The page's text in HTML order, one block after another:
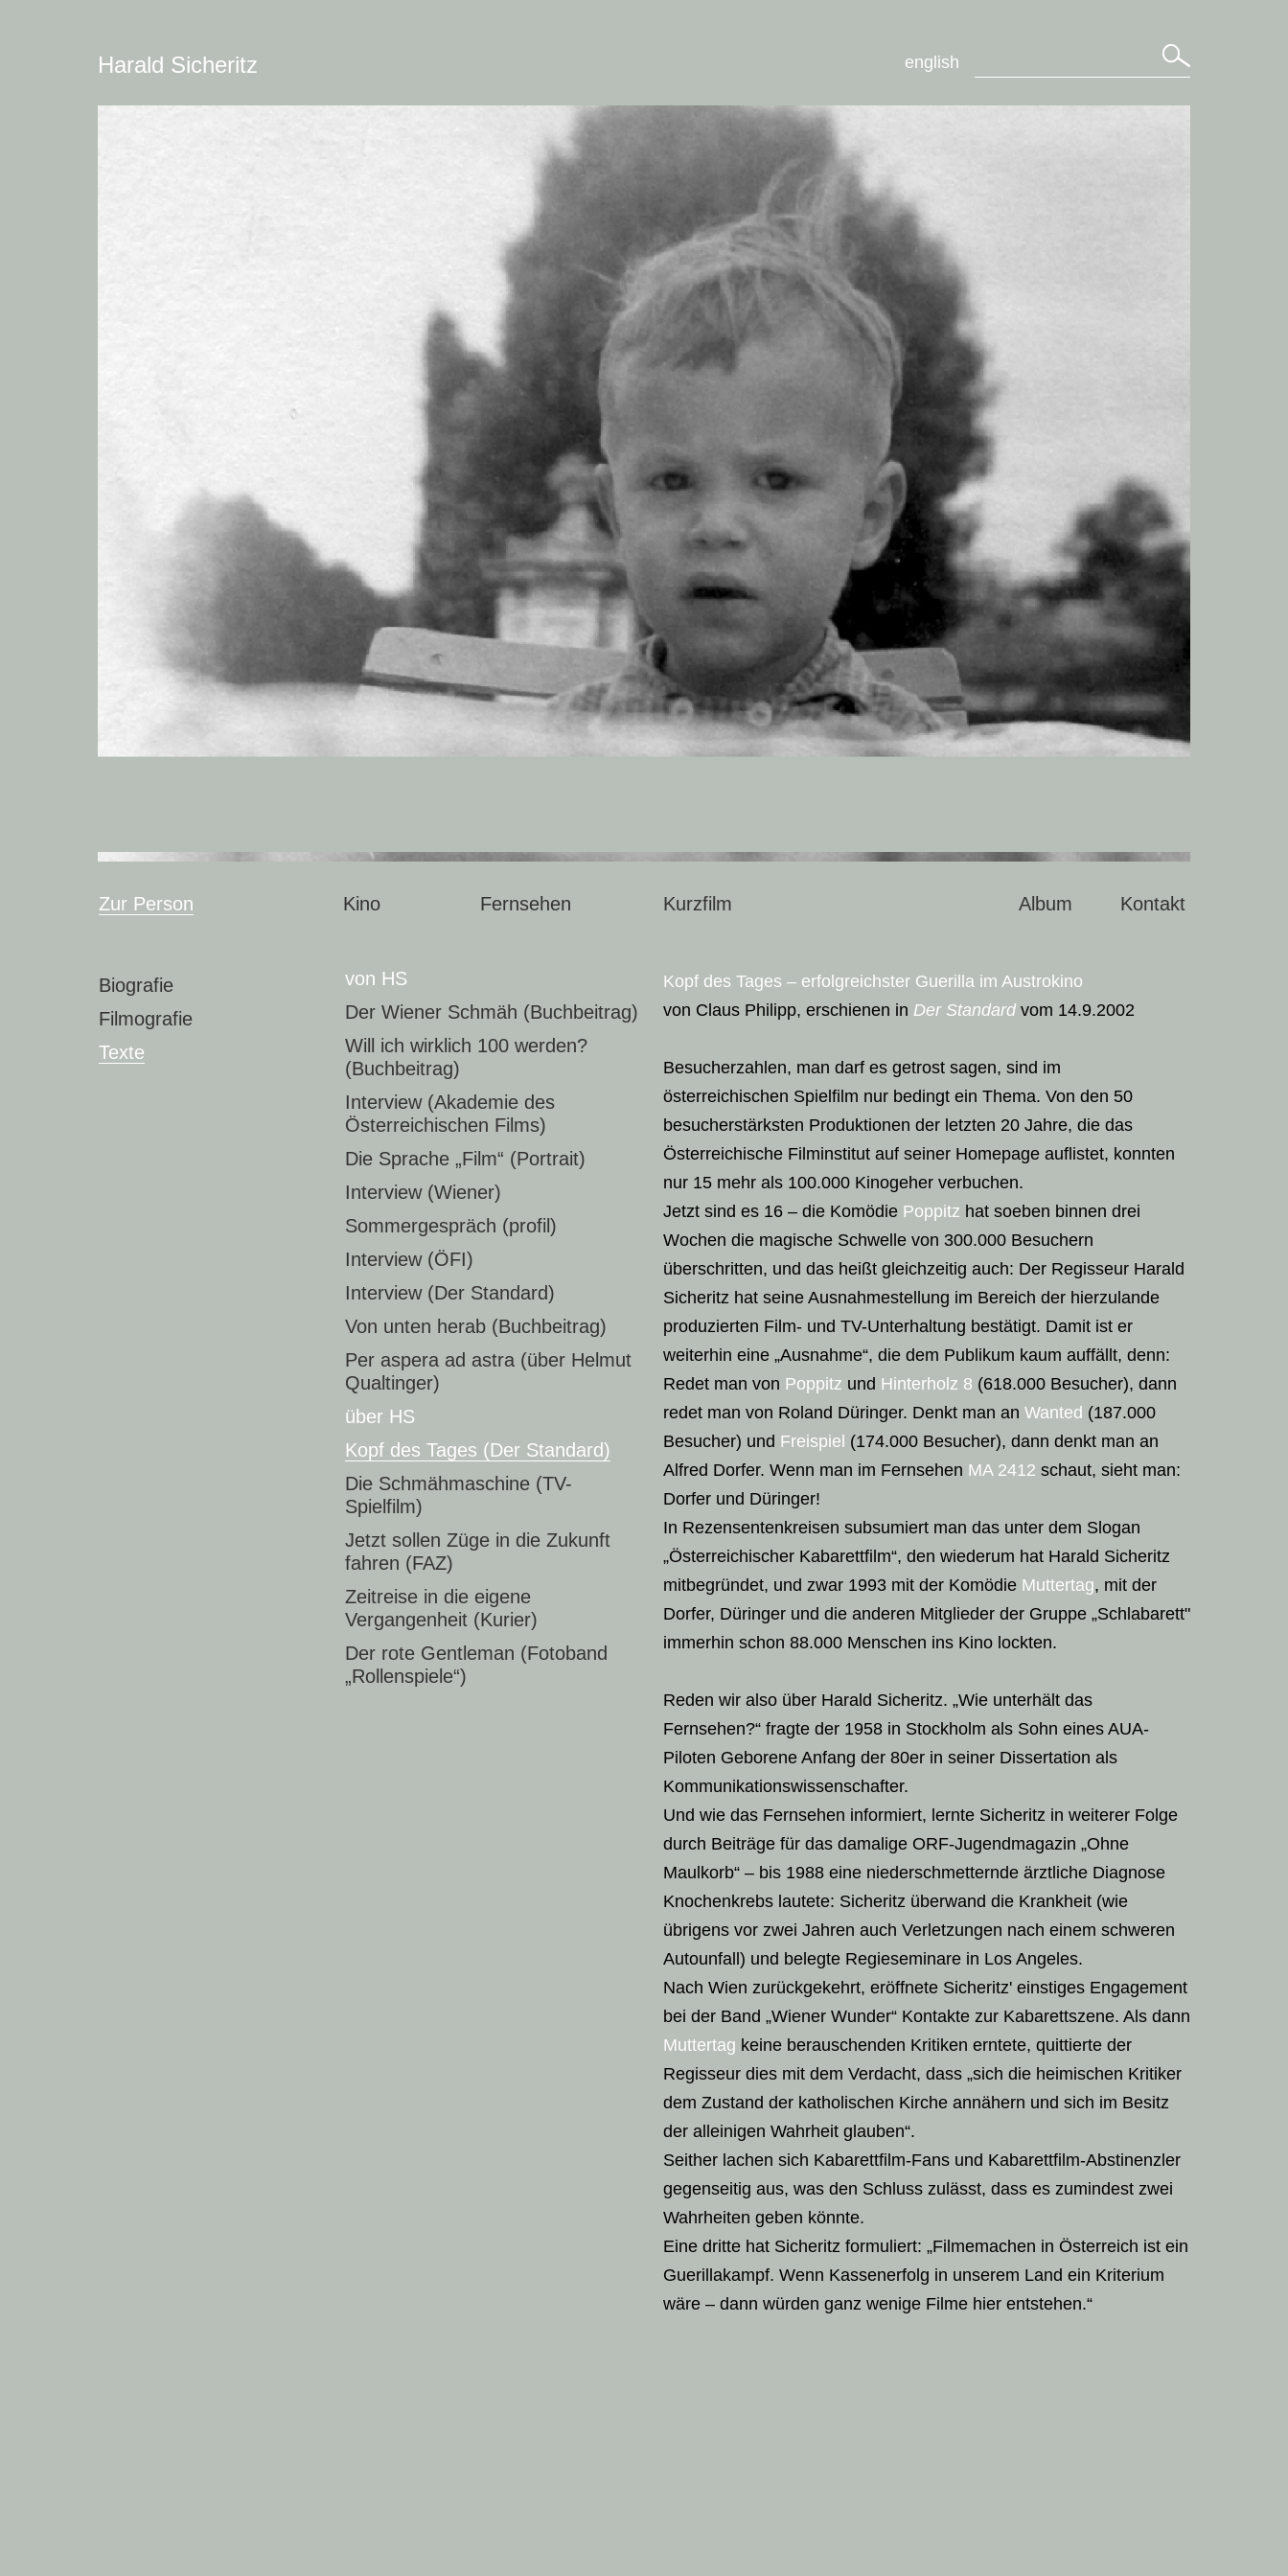
Harald Sicheritz english
Zur Person Kino Fernsehen Kurzfilm Album Kontakt
Biografie
Filmografie
Texte
von HS
Der Wiener Schmäh (Buchbeitrag)
Will ich wirklich 100 werden?
(Buchbeitrag)
Interview (Akademie des
Österreichischen Films)
Die Sprache „Film“ (Portrait)
Interview (Wiener)
Sommergespräch (profil)
Interview (ÖFI)
Interview (Der Standard)
Von unten herab (Buchbeitrag)
Per aspera ad astra (über Helmut
Qualtinger)
über HS
Kopf des Tages (Der Standard)
Die Schmähmaschine (TV-
Spielfilm)
Jetzt sollen Züge in die Zukunft
fahren (FAZ)
Zeitreise in die eigene
Vergangenheit (Kurier)
Der rote Gentleman (Fotoband
„Rollenspiele“)
Kopf des Tages – erfolgreichster Guerilla im Austrokino
von Claus Philipp, erschienen in Der Standardvom 14.9.2002
Besucherzahlen, man darf es getrost sagen, sind im
österreichischen Spielfilm nur bedingt ein Thema. Von den 50
besucherstärksten Produktionen der letzten 20 Jahre, die das
Österreichische Filminstitut auf seiner Homepage auflistet, konnten
nur 15 mehr als 100.000 Kinogeher verbuchen.
Jetzt sind es 16 – die Komödie Poppitz hat soeben binnen drei
Wochen die magische Schwelle von 300.000 Besuchern
überschritten, und das heißt gleichzeitig auch: Der Regisseur Harald
Sicheritz hat seine Ausnahmestellung im Bereich der hierzulande
produzierten Film- und TV-Unterhaltung bestätigt. Damit ist er
weiterhin eine „Ausnahme“, die dem Publikum kaum auffällt, denn:
Redet man von Poppitz und Hinterholz 8 (618.000 Besucher), dann
redet man von Roland Düringer. Denkt man an Wanted (187.000
Besucher) und Freispiel (174.000 Besucher), dann denkt man an
Alfred Dorfer. Wenn man im Fernsehen MA 2412 schaut, sieht man:
Dorfer und Düringer!
In Rezensentenkreisen subsumiert man das unter dem Slogan
„Österreichischer Kabarettfilm“, den wiederum hat Harald Sicheritz
mitbegründet, und zwar 1993 mit der Komödie Muttertag, mit der
Dorfer, Düringer und die anderen Mitglieder der Gruppe „Schlabarett"
immerhin schon 88.000 Menschen ins Kino lockten.
Reden wir also über Harald Sicheritz. „Wie unterhält das
Fernsehen?“ fragte der 1958 in Stockholm als Sohn eines AUA-
Piloten Geborene Anfang der 80er in seiner Dissertation als
Kommunikationswissenschafter.
Und wie das Fernsehen informiert, lernte Sicheritz in weiterer Folge
durch Beiträge für das damalige ORF-Jugendmagazin „Ohne
Maulkorb“ – bis 1988 eine niederschmetternde ärztliche Diagnose
Knochenkrebs lautete: Sicheritz überwand die Krankheit (wie
übrigens vor zwei Jahren auch Verletzungen nach einem schweren
Autounfall) und belegte Regieseminare in Los Angeles.
Nach Wien zurückgekehrt, eröffnete Sicheritz' einstiges Engagement
bei der Band „Wiener Wunder“ Kontakte zur Kabarettszene. Als dann
Muttertag keine berauschenden Kritiken erntete, quittierte der
Regisseur dies mit dem Verdacht, dass „sich die heimischen Kritiker
dem Zustand der katholischen Kirche annähern und sich im Besitz
der alleinigen Wahrheit glauben“.
Seither lachen sich Kabarettfilm-Fans und Kabarettfilm-Abstinenzler
gegenseitig aus, was den Schluss zulässt, dass es zumindest zwei
Wahrheiten geben könnte.
Eine dritte hat Sicheritz formuliert: „Filmemachen in Österreich ist ein
Guerillakampf. Wenn Kassenerfolg in unserem Land ein Kriterium
wäre – dann würden ganz wenige Filme hier entstehen.“